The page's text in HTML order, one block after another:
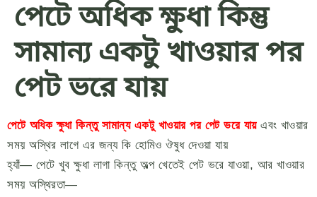
পেটে অধিক ক্ষুধা কিন্তু
সামান্য একটু খাওয়ার পর
পেট ভরে যায়
পেটে অধিক ক্ষুধা কিন্তু সামান্য একটু খাওয়ার পর পেট ভরে যায় এবং খাওয়ার
সময় অস্থির লাগে এর জন্য কি হোমিও ঔষুধ দেওয়া যায়
হ্যাঁ— পেটে খুব ক্ষুধা লাগা কিন্তু অল্প খেতেই পেট ভরে যাওয়া, আর খাওয়ার
সময় অস্থিরতা—